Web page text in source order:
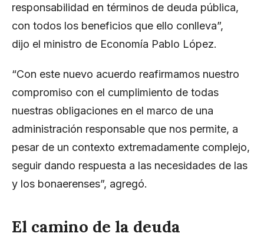
responsabilidad en términos de deuda pública,
con todos los beneficios que ello conlleva”,
dijo el ministro de Economía Pablo López.
“Con este nuevo acuerdo reafirmamos nuestro
compromiso con el cumplimiento de todas
nuestras obligaciones en el marco de una
administración responsable que nos permite, a
pesar de un contexto extremadamente complejo,
seguir dando respuesta a las necesidades de las
y los bonaerenses”, agregó.
El camino de la deuda